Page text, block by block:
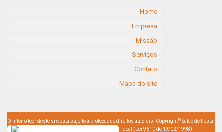
Home
Empresa
Missão
Serviços
Contato
Mapa do site
O inteiro teor deste site está sujeito à proteção de direitos autorais. Copyright© Salão de Festa
Ideal (Lei 9610 de 19/02/1998)